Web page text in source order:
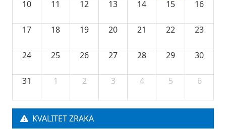
10 11 12 13 14 15 16
17 18 19 20 21 22 23
24 25 26 27 28 29 30
31 1 2 3 4 5 6
KVALITET ZRAKA